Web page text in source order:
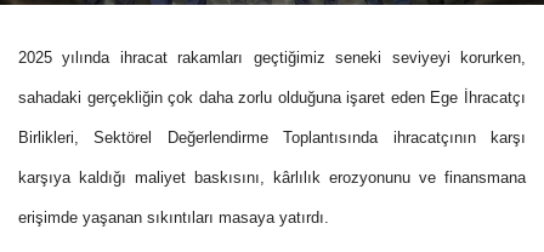
2025 yılında ihracat rakamları geçtiğimiz seneki seviyeyi korurken,
sahadaki gerçekliğin çok daha zorlu olduğuna işaret eden Ege İhracatçı
Birlikleri, Sektörel Değerlendirme Toplantısında ihracatçının karşı
karşıya kaldığı maliyet baskısını, kârlılık erozyonunu ve finansmana
erişimde yaşanan sıkıntıları masaya yatırdı.